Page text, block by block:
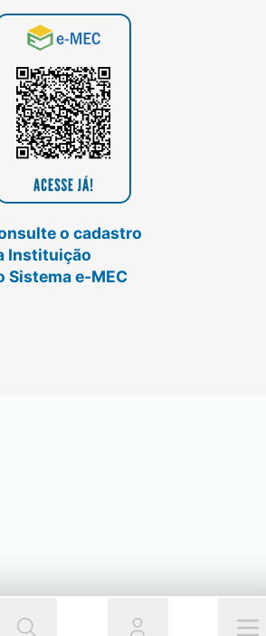
o cadastro
Instituição
Sistema e-MEC